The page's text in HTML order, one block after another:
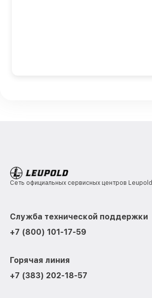
Сеть официальных сервисных центров Leupold
Служба технической поддержки
+7 (800) 101-17-59
Горячая линия
+7 (383) 202-18-57